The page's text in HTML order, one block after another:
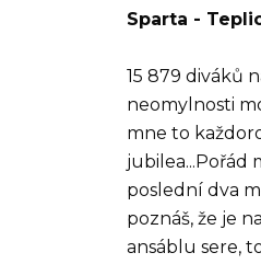
Sparta -
15 879 diváků
neomylnosti
mne to
jubilea...Pořád
poslední dva
poznáš, že je
ansáblu sere,